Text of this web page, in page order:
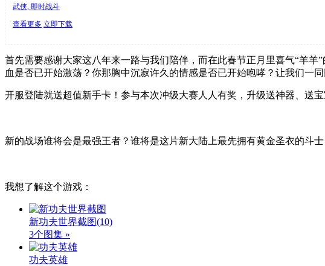
武侠, 即时战斗
查看更多 立即下载
首先需要感谢大家这八年来一路与我们陪伴，而在此春节正月里喜气“羊
血是否已开始激荡？你那胸中沉寂许久的情感是否已开始咆哮？让我们一
开服登陆就送超值新手卡！参与本次冲级大赛人人有奖，升级送神器、送
新的战场谁将会是最强王者？谁将是这片新大陆上最先拥有黄金圣衣的斗士
我想了解这个游戏：
新功夫世界截图(10)
3个图集 »
功夫英雄